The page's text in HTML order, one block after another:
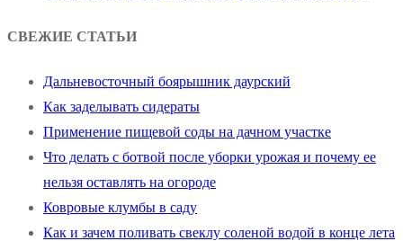
СВЕЖИЕ СТАТЬИ
Дальневосточный боярышник даурский
Как заделывать сидераты
Применение пищевой соды на дачном участке
Что делать с ботвой после уборки урожая и почему ее
нельзя оставлять на огороде
Ковровые клумбы в саду
Как и зачем поливать свеклу соленой водой в конце лета